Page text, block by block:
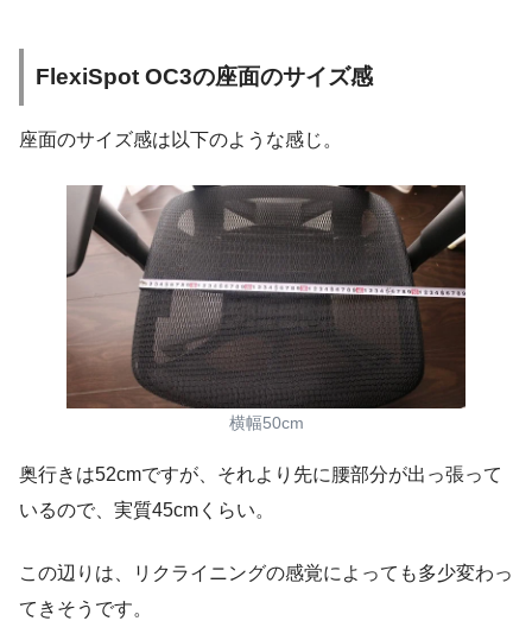
FlexiSpot OC3の座面のサイズ感
座面のサイズ感は以下のような感じ。
横幅50cm
奥行きは52cmですが、それより先に腰部分が出っ張って
いるので、実質45cmくらい。
この辺りは、リクライニングの感覚によっても多少変わっ
てきそうです。